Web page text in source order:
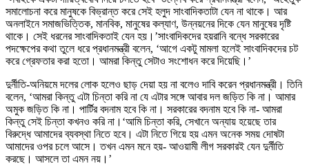
সমালোচনা করে মানুষকে বিভ্রান্ত করে সেই হলুদ সাংবাদিকতাটা যেন না থাকে। আর
অনলাইনে সমাজভিত্তিক, মানবিক, মানুষের কল্যাণ, উন্নয়নের দিকে যেন মানুষের দৃষ্টি
থাকে। সেই ধরনের সাংবাদিকতাই যেন হয়।’সাংবাদিকদের হয়রানি বন্ধে সরকারের
পদক্ষেপের কথা তুলে ধরে প্রধানমন্ত্রী বলেন, ‘আগে একটু মামলা হলেই সাংবাদিকদের চট
করে গ্রেফতার করা হতো। আমরা কিন্তু সেটাও সংশোধন করে দিয়েছি।’
দুর্নীতি-অনিয়মে দলের লোক হলেও ছাড় দেয়া হয় না বলেও দাবি করেন প্রধানমন্ত্রী। তিনি
বলেন, ‘আমরা কিন্তু এটা চিন্তা করি না যে এটার সঙ্গে আবার দল জড়িত কি না। আমার
অমুক জড়িত কি না। পার্টির বদনাম হবে কি না। সরকারের বদনাম হবে কি না- আমরা
কিন্তু সেই চিন্তা কখনও করি না।‘আমি চিন্তা করি, সেখানে অন্যায় হয়েছে তার
বিরুদ্ধে আমাদের ব্যবস্থা নিতে হবে। এটা নিতে গিয়ে হয় এমন অনেক সময় দোষটা
আমাদের ওপর চলে আসে। তখন এমন মনে হয়- আওয়ামী লীগ সরকারই যেন দুর্নীতি
করছে। আসলে তা এমন নয়।’